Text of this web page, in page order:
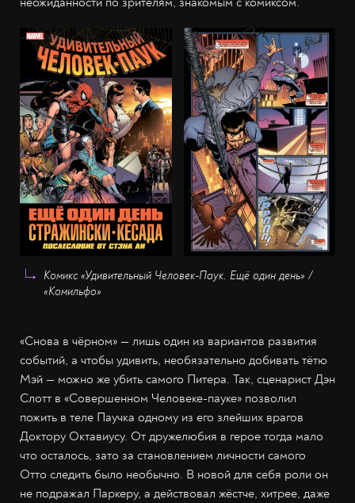
Комикс «Удивительный Человек-Паук. Ещё один день» /
«Комильфо»
«Снова в чёрном» — лишь один из вариантов развития
событий, а чтобы удивить, необязательно добивать тётю
Мэй — можно же убить самого Питера. Так, сценарист Дэн
Слотт в «Совершенном Человеке-пауке» позволил
пожить в теле Паучка одному из его злейших врагов
Доктору Октавиусу. От дружелюбия в герое тогда мало
что осталось, зато за становлением личности самого
Отто следить было необычно. В новой для себя роли он
не подражал Паркеру, а действовал жёстче, хитрее, даже